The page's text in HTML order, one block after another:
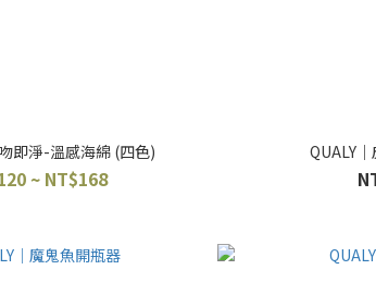
即淨-溫感海綿 (四色)
~ NT$168
QUALY